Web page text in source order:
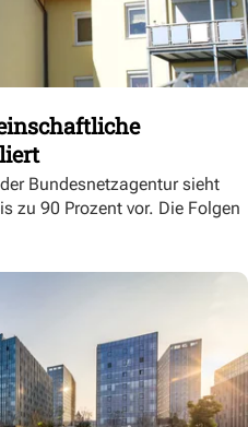
Bundesnetzagentur sieht
zu 90 Prozent vor. Die Folgen